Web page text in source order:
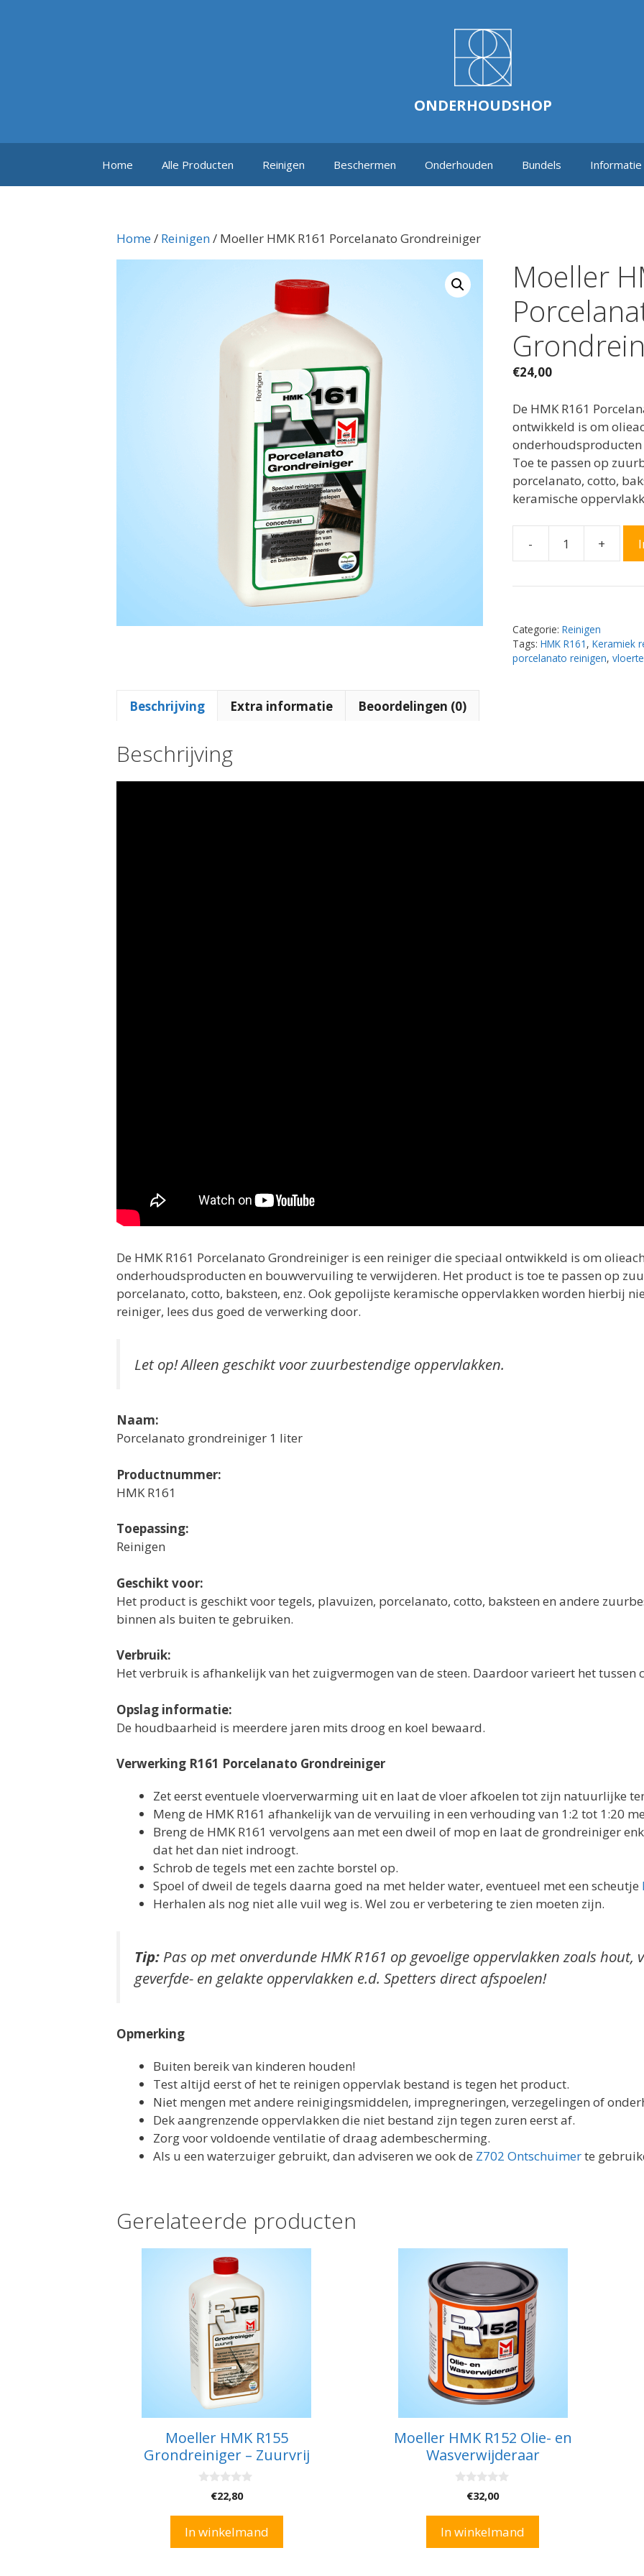
ONDERHOUDSHOP
Home Alle Producten Reinigen Beschermen Onderhouden Bundels Informatie
Home/ Reinigen/ Moeller HMK R161 Porcelanato Grondreiniger
Moeller
€24,00
De HMK R161
ontwikkeld is om
Toe te passen op
porcelanato, cotto,
keramische
-
Moeller
R161
Grondreiniger
aantal
+
Categorie: Reinigen
Tags: HMK R161 , Keramiek
porcelanato reinigen,
Beschrijving Extra informatie Beoordelingen (0)
Beschrijving
De HMK R161 Porcelanato Grondreiniger is een reiniger die speciaal ontwikkeld is om
onderhoudsproducten en bouwvervuiling te verwijderen. Het product is toe te passen op
porcelanato, cotto, baksteen, enz. Ook gepolijste keramische oppervlakken worden hierbij
reiniger, lees dus goed de verwerking door.
Let op! Alleen geschikt voor zuurbestendige oppervlakken.
Naam:
Porcelanato grondreiniger 1 liter
Productnummer:
HMK R161
Toepassing:
Reinigen
Geschikt voor:
Het product is geschikt voor tegels, plavuizen, porcelanato, cotto, baksteen en andere
binnen als buiten te gebruiken.
Verbruik:
Het verbruik is afhankelijk van het zuigvermogen van de steen. Daardoor varieert het tussen
Opslag informatie:
De houdbaarheid is meerdere jaren mits droog en koel bewaard.
Verwerking R161 Porcelanato Grondreiniger
Zet eerst eventuele vloerverwarming uit en laat de vloer afkoelen tot zijn natuurlijke
Meng de HMK R161 afhankelijk van de vervuiling in een verhouding van 1:2 tot 1:20
Breng de HMK R161 vervolgens aan met een dweil of mop en laat de grondreiniger
dat het dan niet indroogt.
Schrob de tegels met een zachte borstel op.
Spoel of dweil de tegels daarna goed na met helder water, eventueel met een scheutje
Herhalen als nog niet alle vuil weg is. Wel zou er verbetering te zien moeten zijn.
Tip: Pas op met onverdunde HMK R161 op gevoelige oppervlakken zoals hout,
geverfde- en gelakte oppervlakken e.d. Spetters direct afspoelen!
Opmerking
Buiten bereik van kinderen houden!
Test altijd eerst of het te reinigen oppervlak bestand is tegen het product.
Niet mengen met andere reinigingsmiddelen, impregneringen, verzegelingen of
Dek aangrenzende oppervlakken die niet bestand zijn tegen zuren eerst af.
Zorg voor voldoende ventilatie of draag adembescherming.
Als u een waterzuiger gebruikt, dan adviseren we ook de Z702 Ontschuimerte
Gerelateerde producten
Moeller HMK R155
Grondreiniger – Zuurvrij
5
€22,80
In winkelmand
Moeller HMK R152 Olie- en
Wasverwijderaar
5
€32,00
In winkelmand